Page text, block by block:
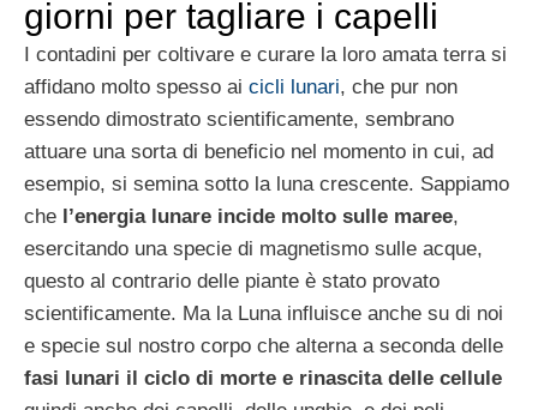
giorni per tagliare i capelli
I contadini per coltivare e curare la loro amata terra si
affidano molto spesso ai cicli lunari, che pur non
essendo dimostrato scientificamente, sembrano
attuare una sorta di beneficio nel momento in cui, ad
esempio, si semina sotto la luna crescente. Sappiamo
che l’energia lunare incide molto sulle maree,
esercitando una specie di magnetismo sulle acque,
questo al contrario delle piante è stato provato
scientificamente. Ma la Luna influisce anche su di noi
e specie sul nostro corpo che alterna a seconda delle
fasi lunari il ciclo di morte e rinascita delle cellule